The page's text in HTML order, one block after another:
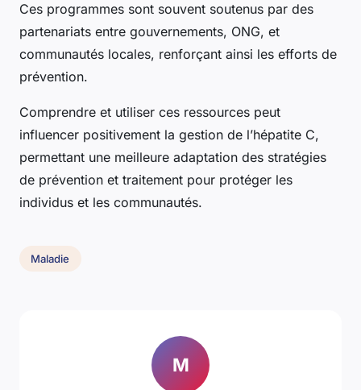
Ces programmes sont souvent soutenus par des
partenariats entre gouvernements, ONG, et
communautés locales, renforçant ainsi les efforts de
prévention.
Comprendre et utiliser ces ressources peut
influencer positivement la gestion de l’hépatite C,
permettant une meilleure adaptation des stratégies
de prévention et traitement pour protéger les
individus et les communautés.
Maladie
M